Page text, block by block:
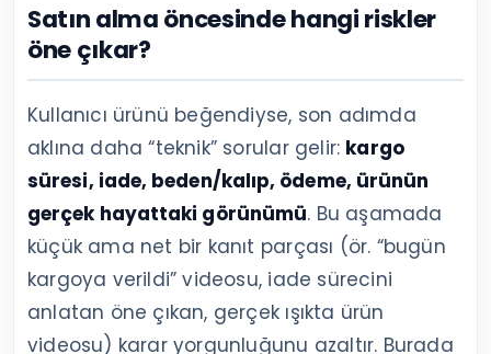
Satın alma öncesinde hangi riskler
öne çıkar?
Kullanıcı ürünü beğendiyse, son adımda
aklına daha “teknik” sorular gelir: kargo
süresi, iade, beden/kalıp, ödeme, ürünün
gerçek hayattaki görünümü. Bu aşamada
küçük ama net bir kanıt parçası (ör. “bugün
kargoya verildi” videosu, iade sürecini
anlatan öne çıkan, gerçek ışıkta ürün
videosu) karar yorgunluğunu azaltır. Burada